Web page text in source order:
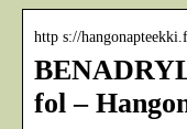
http s://
fol –